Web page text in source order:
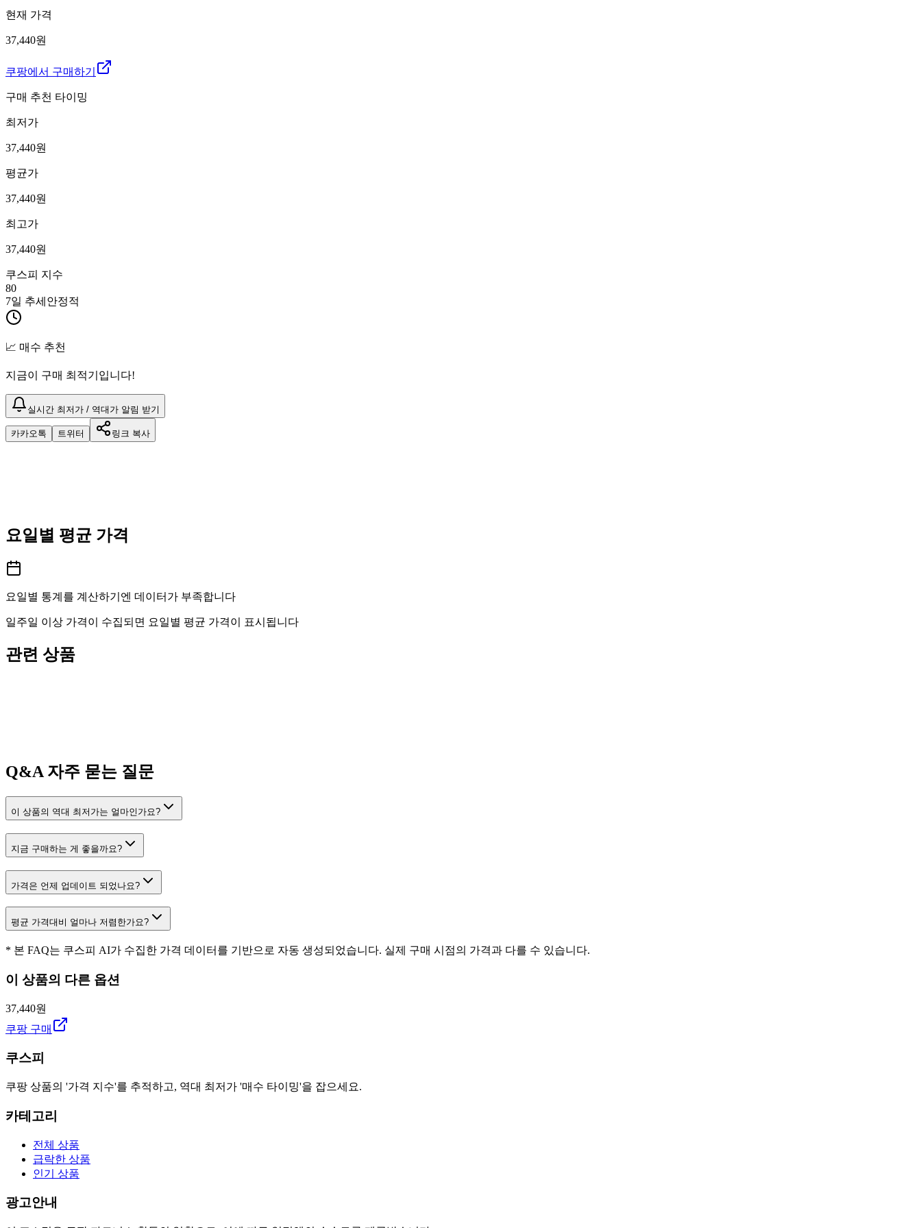
현재 가격
37,440원
쿠팡에서 구매하기
구매 추천 타이밍
최저가
37,440원
평균가
37,440원
최고가
37,440원
쿠스피 지수
80
7일 추세 안정적
📈 매수 추천
지금이 구매 최적기입니다!
실시간 최저가 / 역대가 알림 받기
카카오톡 트위터 링크 복사
요일별 평균 가격
요일별 통계를 계산하기엔 데이터가 부족합니다
일주일 이상 가격이 수집되면 요일별 평균 가격이 표시됩니다
관련 상품
Q&A자주 묻는 질문
이 상품의 역대 최저가는 얼마인가요?
지금 구매하는 게 좋을까요?
가격은 언제 업데이트 되었나요?
평균 가격대비 얼마나 저렴한가요?
* 본 FAQ는 쿠스피 AI가 수집한 가격 데이터를 기반으로 자동 생성되었습니다. 실제 구매 시점의 가격과 다를 수 있습니다.
이 상품의 다른 옵션
37,440원
쿠팡 구매
쿠스피
쿠팡 상품의 '가격 지수'를 추적하고, 역대 최저가 '매수 타이밍'을 잡으세요.
카테고리
전체 상품
급락한 상품
인기 상품
광고안내